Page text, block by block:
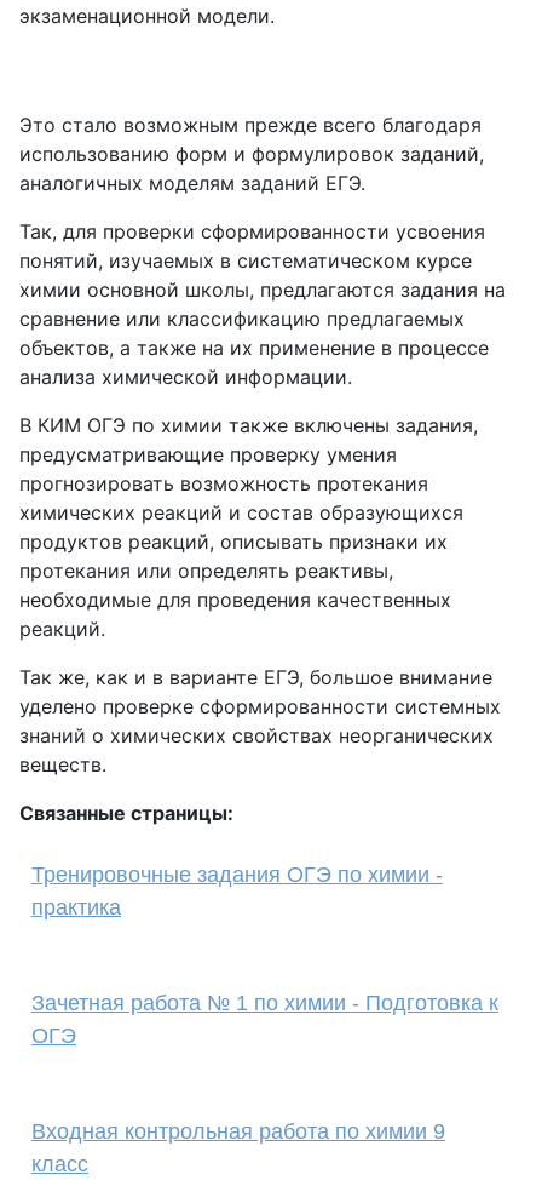
экзаменационной модели.
Это стало возможным прежде всего благодаря
использованию форм и формулировок заданий,
аналогичных моделям заданий ЕГЭ.
Так, для проверки сформированности усвоения
понятий, изучаемых в систематическом курсе
химии основной школы, предлагаются задания на
сравнение или классификацию предлагаемых
объектов, а также на их применение в процессе
анализа химической информации.
В КИМ ОГЭ по химии также включены задания,
предусматривающие проверку умения
прогнозировать возможность протекания
химических реакций и состав образующихся
продуктов реакций, описывать признаки их
протекания или определять реактивы,
необходимые для проведения качественных
реакций.
Так же, как и в варианте ЕГЭ, большое внимание
уделено проверке сформированности системных
знаний о химических свойствах неорганических
веществ.
Связанные страницы:
Тренировочные задания ОГЭ по химии -
практика
Зачетная работа № 1 по химии - Подготовка к
ОГЭ
Входная контрольная работа по химии 9
класс